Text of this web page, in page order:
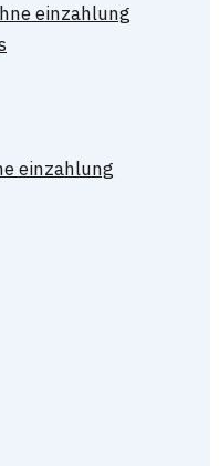
einzahlung
einzahlung